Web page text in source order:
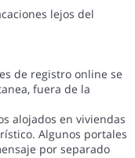
lejos del
de registro online se
fuera de la
alojados en viviendas
Algunos portales
por separado